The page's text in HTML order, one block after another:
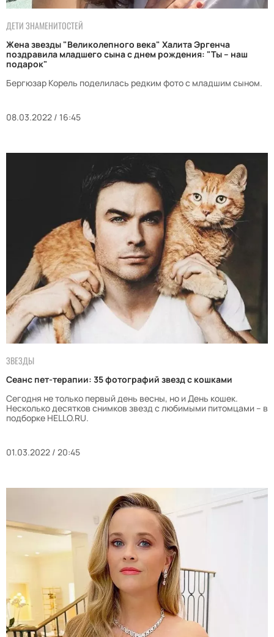
ДЕТИ ЗНАМЕНИТОСТЕЙ
Жена звезды "Великолепного века" Халита Эргенча
поздравила младшего сына с днем рождения: "Ты – наш
подарок"
Бергюзар Корель поделилась редким фото с младшим сыном.
08.03.2022 / 16:45
ЗВЕЗДЫ
Сеанс пет-терапии: 35 фотографий звезд с кошками
Сегодня не только первый день весны, но и День кошек.
Несколько десятков снимков звезд с любимыми питомцами – в
подборке HELLO.RU.
01.03.2022 / 20:45